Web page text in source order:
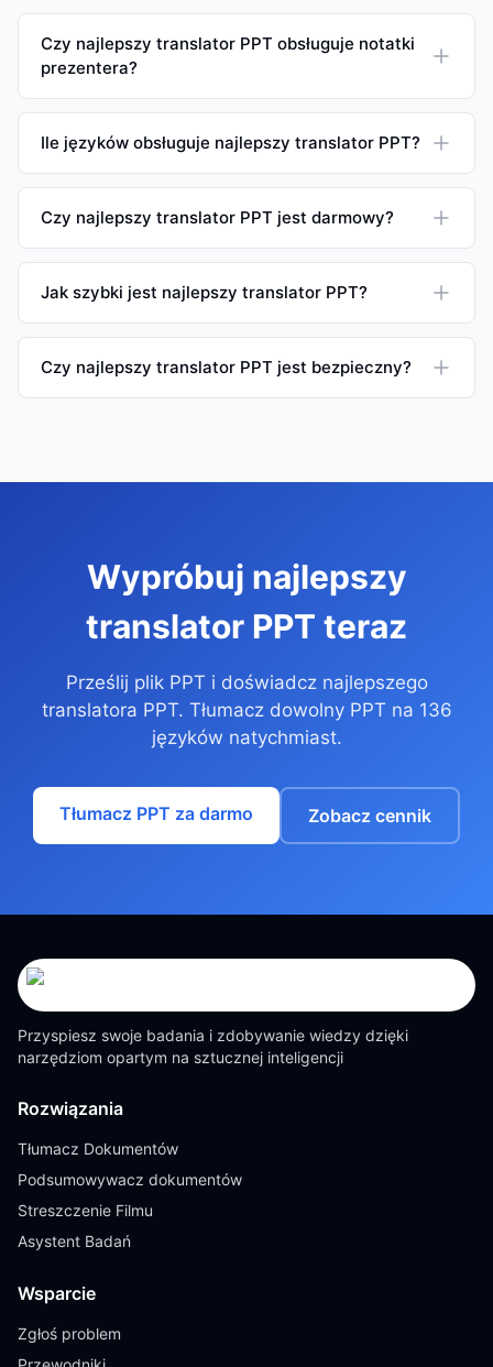
Czy najlepszy translator PPT obsługuje notatki
prezentera?
Ile języków obsługuje najlepszy translator PPT?
Czy najlepszy translator PPT jest darmowy?
Jak szybki jest najlepszy translator PPT?
Czy najlepszy translator PPT jest bezpieczny?
Wypróbuj najlepszy
translator PPT teraz
Prześlij plik PPT i doświadcz najlepszego
translatora PPT. Tłumacz dowolny PPT na 136
języków natychmiast.
Tłumacz PPT za darmo Zobacz cennik
Przyspiesz swoje badania i zdobywanie wiedzy dzięki
narzędziom opartym na sztucznej inteligencji
Rozwiązania
Tłumacz Dokumentów
Podsumowywacz dokumentów
Streszczenie Filmu
Asystent Badań
Wsparcie
Zgłoś problem